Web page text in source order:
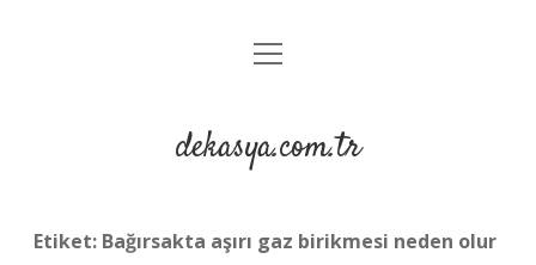
Anasayfa
Yasal Uyarı
menüyü
dekasya.com.tr
Etiket: Bağırsakta aşırı gaz birikmesi neden olur